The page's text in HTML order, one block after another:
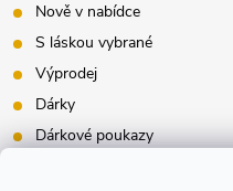
Nově v nabídce
S láskou vybrané
Výprodej
Dárky
Dárkové poukazy